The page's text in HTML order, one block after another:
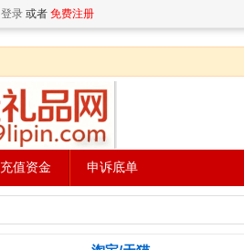
登录 或者 免费注册
充值资金 申诉底单